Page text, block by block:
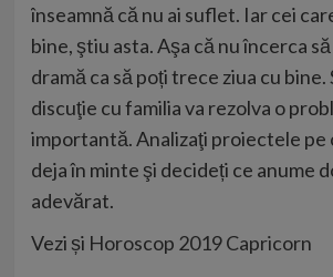
înseamnă că nu ai suflet. Iar cei
bine, ştiu asta. Aşa că nu încerca
dramă ca să poți trece ziua cu bine.
discuţie cu familia va rezolva o
importantă. Analizaţi proiectele pe
deja în minte şi decideți ce anume
adevărat.
Vezi și Horoscop 2019 Capricorn